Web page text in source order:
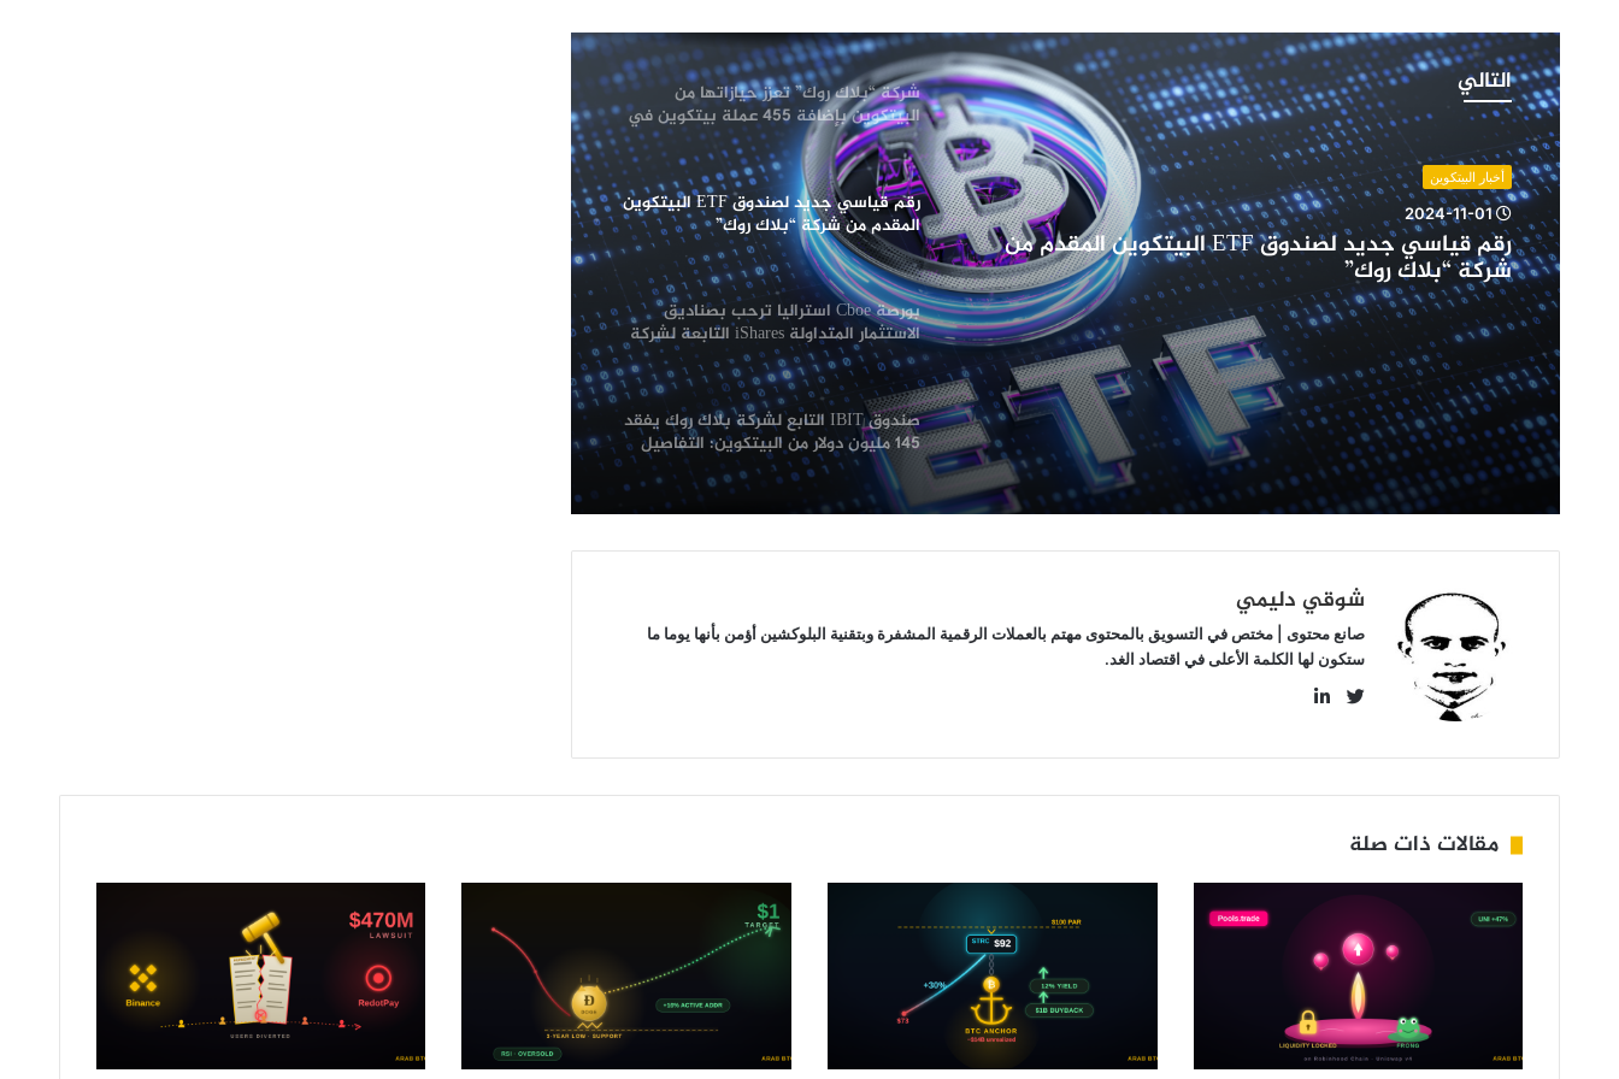
التالي
بورصة
Cboe
استراليا
ترحب
بصناديق
الاستثمار
المتداولة
iShares
التابعة
لشركة
BlackRock
أخبار البيتكوين
2024-02-17
بورصة Cboe استراليا ترحب بصناديق الاستثمار المتداولة
iShares التابعة لشركة BlackRock
يوم واحد رغم تقلبات السوق!
رقم قياسي جديد لصندوق ETF البيتكوين
المقدم من شركة “بلاك روك”
بورصة Cboe استراليا ترحب بصناديق
الاستثمار المتداولة iShares التابعة لشركة
BlackRock
صندوق IBIT التابع لشركة بلاك روك يفقد
145 مليون دولار من البيتكوين: التفاصيل
لماذا يشهد صندوق IBIT Bitcoin ETF
التابع لشركة بلاك روك ارتفاع مغاير لباقي
الصناديق؟
البيتكوين بإضافة 455 عملة بيتكوين في
رقم قياسي جديد لصندوق ETF البيتكوين
BlackRock
شوقي دليمي
صانع محتوى | مختص في التسويق بالمحتوى مهتم بالعملات الرقمية المشفرة وبتقنية البلوكشين أؤمن بأنها يوما ما
ستكون لها الكلمة الأعلى في اقتصاد الغد.
مقالات ذات صلة